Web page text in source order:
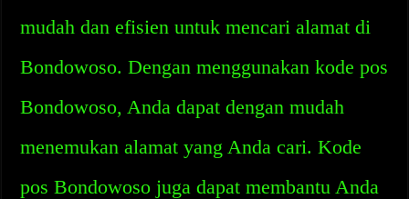
mudah dan efisien untuk mencari alamat di
Bondowoso. Dengan menggunakan kode pos
Bondowoso, Anda dapat dengan mudah
menemukan alamat yang Anda cari. Kode
pos Bondowoso juga dapat membantu Anda